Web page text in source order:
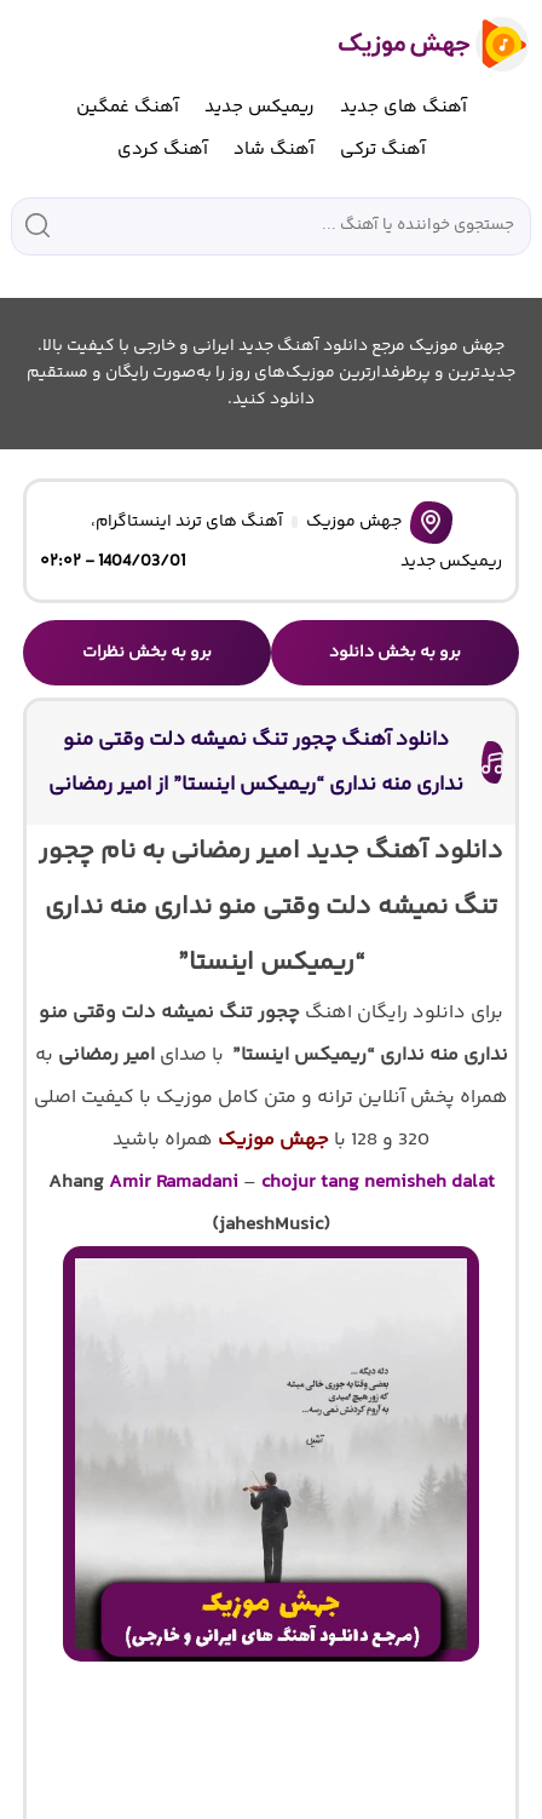
آهنگ های جدید ریمیکس جدید
آهنگ غمگین
آهنگ ترکی
آهنگ شاد آهنگ کردی
جهش موزیک مرجع دانلود آهنگ جدید ایرانی و خارجی با کیفیت بالا.
جدیدترین و پرطرفدارترین موزیک‌های روز را به‌صورت رایگان و مستقیم
دانلود کنید.
جهش موزیک آهنگ های ترند اینستاگرام،
ریمیکس جدید
1404/03/01 - ۰۲:۰۲
برو به بخش دانلود برو به بخش نظرات
دانلود آهنگ چجور تنگ نمیشه دلت وقتی منو
نداری منه نداری “ریمیکس اینستا” از امیر رمضانی
دانلود آهنگ جدید امیر رمضانی به نام چجور
تنگ نمیشه دلت وقتی منو نداری منه نداری
“ریمیکس اینستا”
برای دانلود رایگان اهنگ چجور تنگ نمیشه دلت وقتی منو
نداری منه نداری “ریمیکس اینستا” با صدایامیر رمضانی به
همراه پخش آنلاین ترانه و متن کامل موزیک با کیفیت اصلی
320 و 128 با
جهش موزیک همراه باشید
Ahang Amir Ramadani – chojur tang nemisheh dalat
(jaheshMusic)